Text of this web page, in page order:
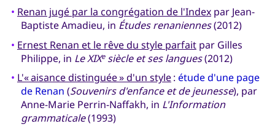
• Renan jugé par la congrégation de l'Indexpar Jean-
Baptiste Amadieu, in Études renaniennes(2012)
• Ernest Renan et le rêve du style parfaitpar Gilles
Philippe, in Le XIXesiècle et ses langues(2012)
• L'« aisance distinguée » d'un style: étude d'une page
de Renan (Souvenirs d'enfance et de jeunesse), par
Anne-Marie Perrin-Naffakh, in L'Information
grammaticale(1993)